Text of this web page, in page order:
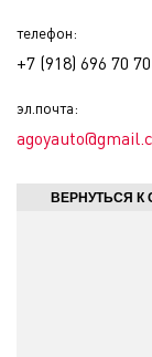
телефон:
+7 (918) 696 70 70
эл.почта:
ВЕРНУТЬСЯ К